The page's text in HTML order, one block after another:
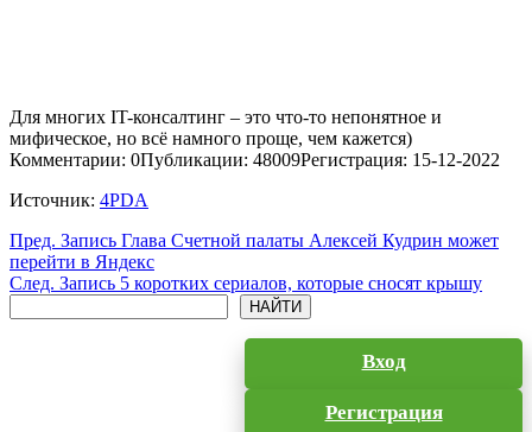
Для многих IT-консалтинг – это что-то непонятное и
мифическое, но всё намного проще, чем кажется)
Комментарии: 0Публикации: 48009Регистрация: 15-12-2022
Источник: 4PDA
Пред. Запись Глава Счетной палаты Алексей Кудрин может
перейти в Яндекс
След. Запись 5 коротких сериалов, которые сносят крышу
НАЙТИ
Вход
Регистрация